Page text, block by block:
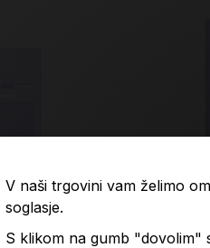
V naši trgovini vam želimo
soglasje.
S klikom na gumb "dovolim"